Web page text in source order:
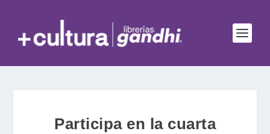
Participa en la cuarta